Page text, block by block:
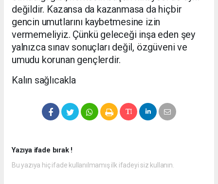
değildir. Kazansa da kazanmasa da hiçbir
gencin umutlarını kaybetmesine izin
vermemeliyiz. Çünkü geleceği inşa eden şey
yalnızca sınav sonuçları değil, özgüveni ve
umudu korunan gençlerdir.
Kalın sağlıcakla
Yazıya ifade bırak !
Bu yazıya hiç ifade kullanılmamış ilk ifadeyi siz kullanın.